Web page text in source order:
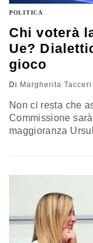
POLITICA
Chi voterà
Ue?
gioco
Di Margherita Tacceri
Non ci resta che
Commissione
maggioranza